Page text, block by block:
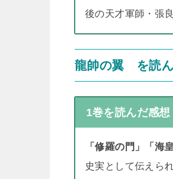
後の天才軍師・張
龍帥の翼 を読
1巻を読んだ感想
「修羅の門」「海
史実として伝えら